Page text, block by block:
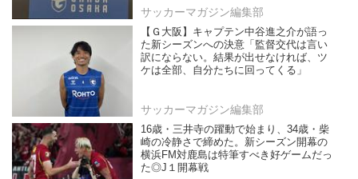
サッカーマガジン編集部
【Ｇ大阪】キャプテン中谷進之介が語っ
た新シーズンへの決意「監督交代は言い
訳にならない。結果が出せなければ、ツ
ケは全部、自分たちに回ってくる」
サッカーマガジン編集部
16歳・三井寺の躍動で始まり、34歳・柴
崎の冷静さで締めた。新シーズン開幕の
横浜FM対鹿島は特筆すべき好ゲームだっ
た◎J１開幕戦